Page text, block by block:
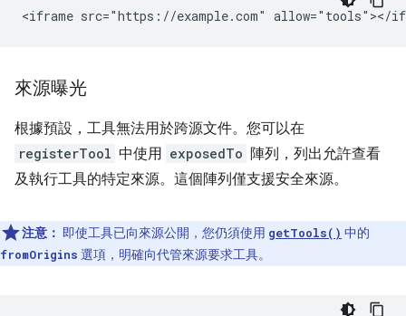
來源曝光
根據預設，工具無法用於跨源文件。您可以在
registerTool 中使用 exposedTo 陣列，列出允許查看
及執行工具的特定來源。這個陣列僅支援安全來源。
注意： 即使工具已向來源公開，您仍須使用 getTools() 中的
fromOrigins 選項，明確向代管來源要求工具。